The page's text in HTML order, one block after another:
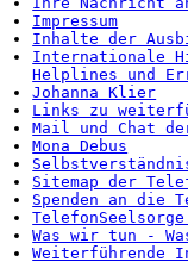
Impressum
Inhalte der
Internationale
Helplines und
Johanna Klier
Links zu
Mail und Chat
Mona Debus
Sitemap der
Spenden an die
Was wir tun -
Weiterführende